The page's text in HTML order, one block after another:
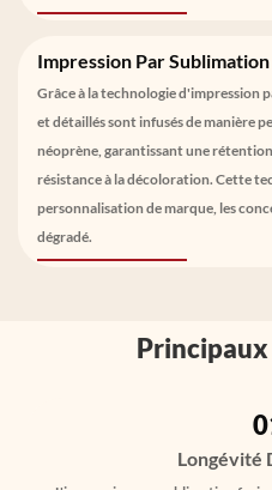
Impression Par
Grâce à la technologie d'impression
et détaillés sont infusés de manière
néoprène, garantissant une
résistance à la décoloration. Cette
personnalisation de marque, les
dégradé.
Longévité